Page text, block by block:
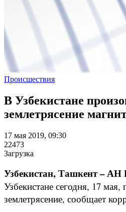
Происшествия
В Узбекистане
землетрясение
17 мая 2019, 09:30
22473
Загрузка
Узбекистан, Ташкент – АН
Узбекистане сегодня, 17
землетрясение, сообщает